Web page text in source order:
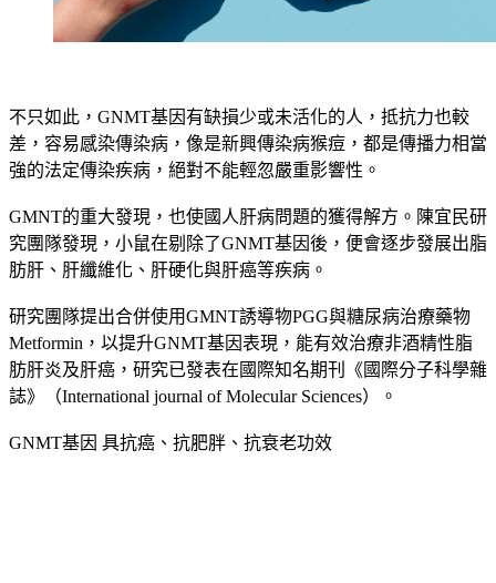
不只如此，GNMT基因有缺損少或未活化的人，抵抗力也較
差，容易感染傳染病，像是新興傳染病猴痘，都是傳播力相當
GMNT的重大發現，也使國人肝病問題的獲得解方。陳宜民研
究團隊發現，小鼠在剔除了GNMT基因後，便會逐步發展出脂
研究團隊提出合併使用GMNT誘導物PGG與糖尿病治療藥物
Metformin，以提升GNMT基因表現，能有效治療非酒精性脂
肪肝炎及肝癌，研究已發表在國際知名期刊《國際分子科學雜